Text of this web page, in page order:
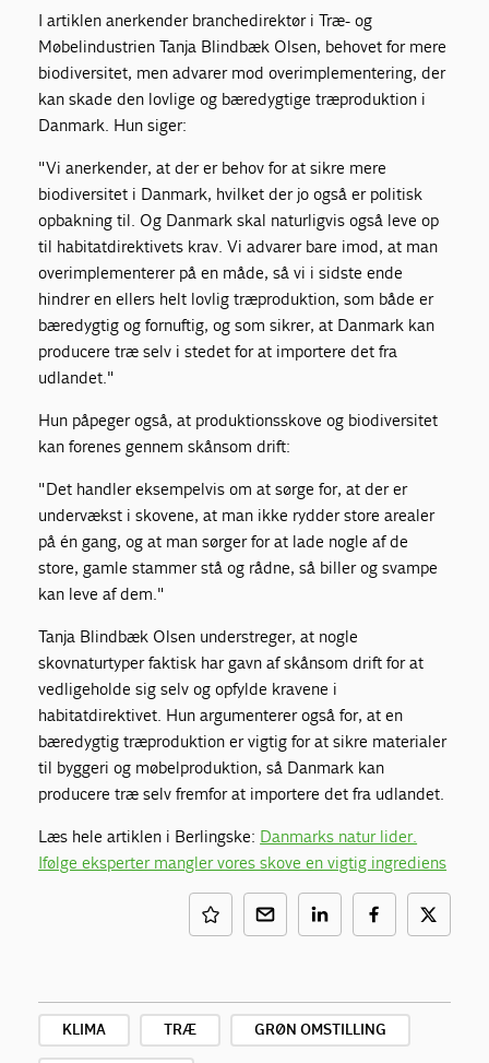
I artiklen anerkender branchedirektør i Træ- og
Møbelindustrien Tanja Blindbæk Olsen, behovet for mere
biodiversitet, men advarer mod overimplementering, der
kan skade den lovlige og bæredygtige træproduktion i
Danmark. Hun siger:
"Vi anerkender, at der er behov for at sikre mere
biodiversitet i Danmark, hvilket der jo også er politisk
opbakning til. Og Danmark skal naturligvis også leve op
til habitatdirektivets krav. Vi advarer bare imod, at man
overimplementerer på en måde, så vi i sidste ende
hindrer en ellers helt lovlig træproduktion, som både er
bæredygtig og fornuftig, og som sikrer, at Danmark kan
producere træ selv i stedet for at importere det fra
udlandet."
Hun påpeger også, at produktionsskove og biodiversitet
kan forenes gennem skånsom drift:
"Det handler eksempelvis om at sørge for, at der er
undervækst i skovene, at man ikke rydder store arealer
på én gang, og at man sørger for at lade nogle af de
store, gamle stammer stå og rådne, så biller og svampe
kan leve af dem."
Tanja Blindbæk Olsen understreger, at nogle
skovnaturtyper faktisk har gavn af skånsom drift for at
vedligeholde sig selv og opfylde kravene i
habitatdirektivet. Hun argumenterer også for, at en
bæredygtig træproduktion er vigtig for at sikre materialer
til byggeri og møbelproduktion, så Danmark kan
producere træ selv fremfor at importere det fra udlandet.
Læs hele artiklen i Berlingske: Danmarks natur lider.
Ifølge eksperter mangler vores skove en vigtig ingrediens
KLIMA TRÆ GRØN OMSTILLING